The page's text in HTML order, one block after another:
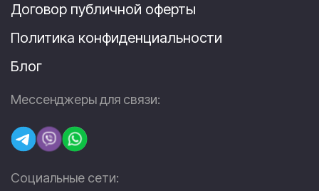
Договор публичной оферты
Политика конфиденциальности
Блог
Мессенджеры для связи:
Социальные сети: